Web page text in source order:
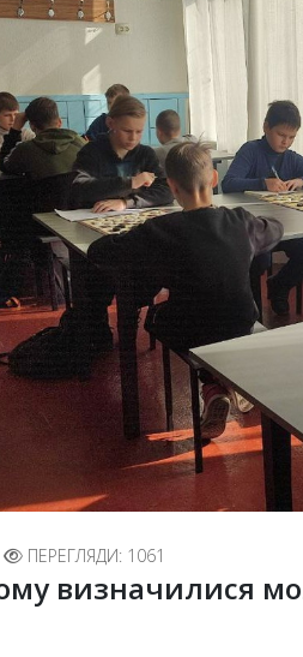
ПЕРЕГЛЯДИ: 1061
визначилися